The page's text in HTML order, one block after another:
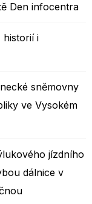
Den infocentra
historií i
sněmovny
ve Vysokém
jízdního
dálnice v